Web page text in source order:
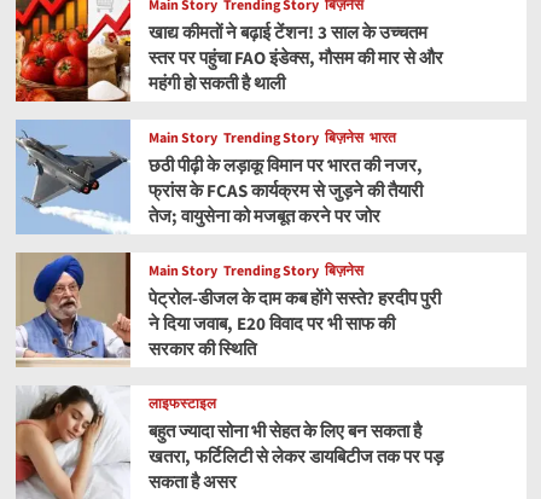
Main Story Trending Story बिज़नेस
खाद्य कीमतों ने बढ़ाई टेंशन! 3 साल के उच्चतम
स्तर पर पहुंचा FAO इंडेक्स, मौसम की मार से और
महंगी हो सकती है थाली
Main Story Trending Story बिज़नेस भारत
छठी पीढ़ी के लड़ाकू विमान पर भारत की नजर,
फ्रांस के FCAS कार्यक्रम से जुड़ने की तैयारी
तेज; वायुसेना को मजबूत करने पर जोर
Main Story Trending Story बिज़नेस
पेट्रोल-डीजल के दाम कब होंगे सस्ते? हरदीप पुरी
ने दिया जवाब, E20 विवाद पर भी साफ की
सरकार की स्थिति
लाइफस्टाइल
बहुत ज्यादा सोना भी सेहत के लिए बन सकता है
खतरा, फर्टिलिटी से लेकर डायबिटीज तक पर पड़
सकता है असर